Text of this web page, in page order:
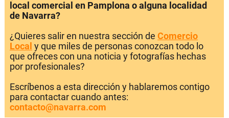
local comercial en Pamplona o alguna localidad
de Navarra?
¿Quieres salir en nuestra sección de Comercio
Local y que miles de personas conozcan todo lo
que ofreces con una noticia y fotografías hechas
por profesionales?
Escríbenos a esta dirección y hablaremos contigo
para contactar cuando antes:
contacto@navarra.com